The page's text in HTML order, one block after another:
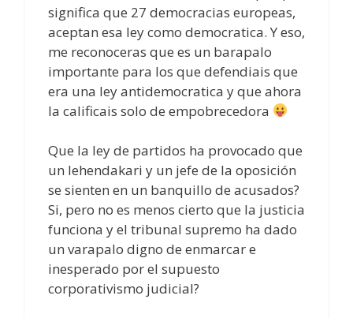
significa que 27 democracias europeas,
aceptan esa ley como democratica. Y eso,
me reconoceras que es un barapalo
importante para los que defendiais que
era una ley antidemocratica y que ahora
la calificais solo de empobrecedora
Que la ley de partidos ha provocado que
un lehendakari y un jefe de la oposición
se sienten en un banquillo de acusados?
Si, pero no es menos cierto que la justicia
funciona y el tribunal supremo ha dado
un varapalo digno de enmarcar e
inesperado por el supuesto
corporativismo judicial?